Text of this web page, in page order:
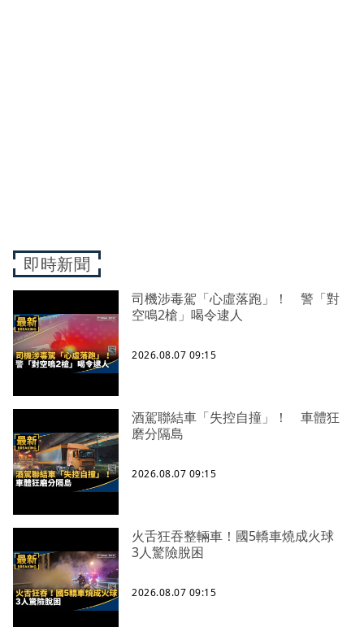
即時新聞
司機涉毒駕「心虛落跑」！ 警「對
空鳴2槍」喝令逮人
2026.08.07 09:15
酒駕聯結車「失控自撞」！ 車體狂
磨分隔島
2026.08.07 09:15
火舌狂吞整輛車！國5轎車燒成火球
3人驚險脫困
2026.08.07 09:15